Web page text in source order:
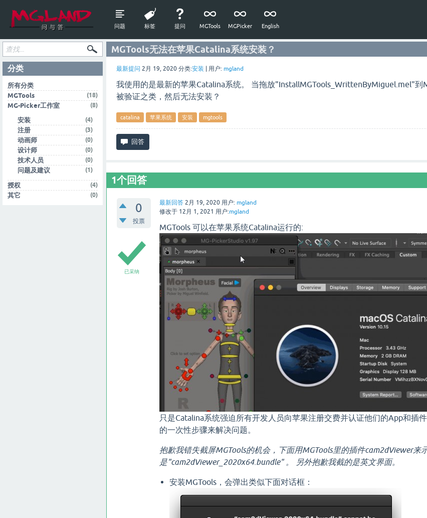
问题 标签 提问 MGTools MGPicker English
MGTools无法在苹果Catalina系统安装？
最新提问 2月 19, 2020 分类:安装 用户: mgland
我使用的是最新的苹果Catalina系统。 当拖放"InstallMGTools_WrittenByMiguel.mel"
被验证之类，然后无法安装？
catalina 苹果系统 安装 mgtools
1个回答
0
投票
最新回答 2月 19, 2020 用户: mgland
修改于 12月 1, 2021 用户:mgland
已采纳
MGTools 可以在苹果系统Catalina运行的:
只是Catalina系统强迫所有开发人员向苹果注册交费并认证他们的App和
的一次性步骤来解决问题。
抱歉我错失截屏MGTools的机会，下面用MGTools里的插件cam2dViewer
是"cam2dViewer_2020x64.bundle" 。 另外抱歉我截的是英文界面。
安装MGTools，会弹出类似下面对话框：
分类
所有分类
MGTools
(18)
MG-Picker工作室
(8)
安装
(4)
注册
(3)
动画师
(0)
设计师
(0)
技术人员
(0)
问题及建议
(1)
授权
(4)
其它
(0)